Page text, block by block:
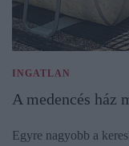
INGATLAN
A medencés ház
Egyre nagyobb a